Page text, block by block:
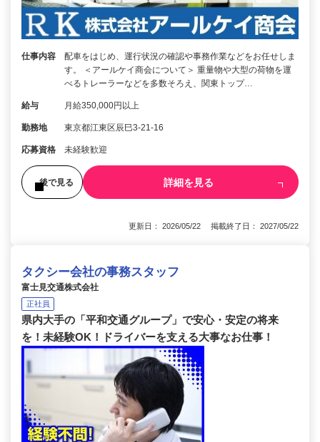
仕事内容
配車をはじめ、運行状況の確認や事務作業などをお任せしま
す。 ＜アールケイ商会について＞ 重量物や大型の荷物を運
べるトレーラーなどを多数そろえ、関東トップ…
給与 月給350,000円以上
勤務地 東京都江東区辰巳3-21-16
応募資格 未経験歓迎
後で見る 詳細を見る
更新日： 2026/05/22 掲載終了日： 2027/05/22
タクシー会社の事務スタッフ
富士見交通株式会社
正社員
県内大手の「平和交通グループ」で安心・安定の将来
を！未経験OK！ドライバーを支える大事なお仕事！